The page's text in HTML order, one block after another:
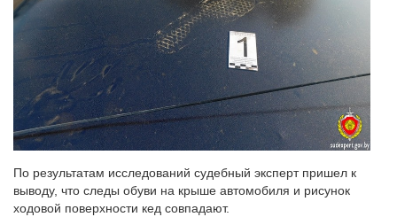
По результатам исследований судебный эксперт пришел к
выводу, что следы обуви на крыше автомобиля и рисунок
ходовой поверхности кед совпадают.